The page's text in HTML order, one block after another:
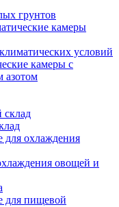
грунтов
камеры
условий
камеры с
азотом
склад
для охлаждения
овощей и
для пищевой